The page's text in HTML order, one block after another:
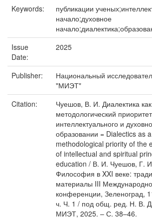
Keywords:
публикации
начало;духовное
Issue
Date:
2025
Publisher:
Национальный
"МИЭТ"
Citation:
Чуешов, В. И. Диалектика
методологический
интеллектуального и
образовании = Dialectics as
methodological priority of the
of intellectual and spiritual
education / В. И. Чуешов, Г.
Философия в XXI веке:
материалы III
конференции, Зеленоград,
ч. Ч. 1 / под общ. ред. Н. В.
МИЭТ, 2025. – С. 38–46.